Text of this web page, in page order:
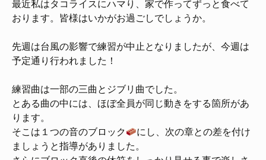
最近私はタコライスにハマり、家で作ってずっと食べて
おります。皆様はいかがお過ごしでしょうか。
先週は台風の影響で練習が中止となりましたが、今週は
予定通り行われました！
練習曲は一部の三曲とジブリ曲でした。
とある曲の中には、ほぼ全員が同じ動きをする箇所があ
ります。
そこは１つの音のブロック
にし、次の章との差を付け
ましょうと指導がありました。